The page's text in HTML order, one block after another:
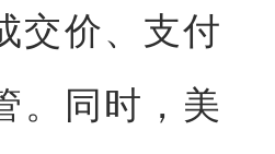
交价、支付
。同时，美